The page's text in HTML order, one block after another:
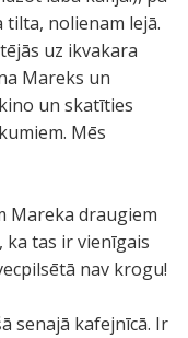
tilta, nolienam lejā.
uz ikvakara
Mareks un
un skatīties
Mēs
Mareka draugiem
tas ir vienīgais
nav krogu!
senajā kafejnīcā. Ir